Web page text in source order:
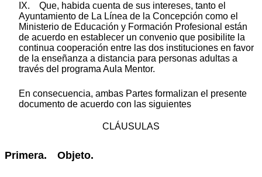
IX. Que, habida cuenta de sus intereses, tanto el
Ayuntamiento de La Línea de la Concepción como el
Ministerio de Educación y Formación Profesional están
de acuerdo en establecer un convenio que posibilite la
continua cooperación entre las dos instituciones en favor
de la enseñanza a distancia para personas adultas a
través del programa Aula Mentor.
En consecuencia, ambas Partes formalizan el presente
documento de acuerdo con las siguientes
CLÁUSULAS
Primera. Objeto.